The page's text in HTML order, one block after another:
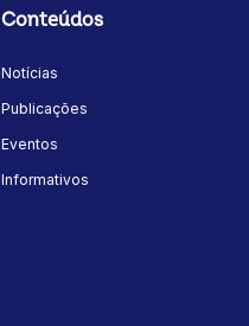
Conteúdos
Notícias
Publicações
Eventos
Informativos